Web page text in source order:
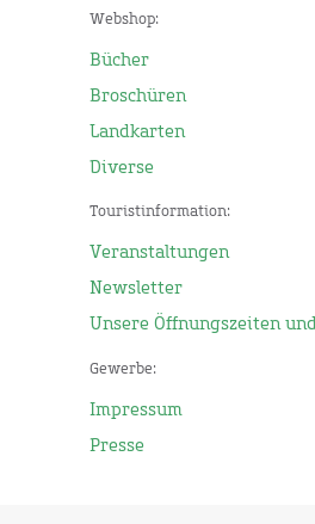
Webshop:
Bücher
Broschüren
Landkarten
Diverse
Touristinformation:
Veranstaltungen
Newsletter
Unsere Öffnungszeiten
Gewerbe:
Impressum
Presse